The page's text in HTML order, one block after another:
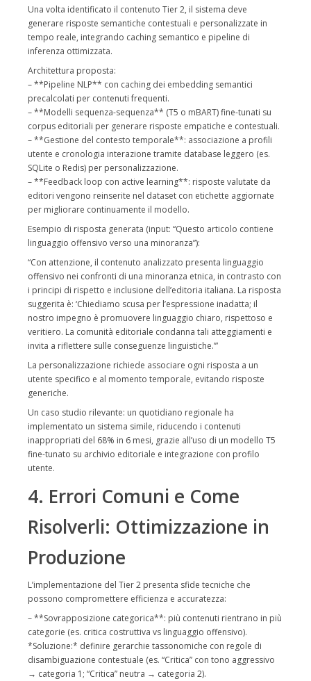
Una volta identificato il contenuto Tier 2, il sistema deve
generare risposte semantiche contestuali e personalizzate in
tempo reale, integrando caching semantico e pipeline di
inferenza ottimizzata.
Architettura proposta:
– **Pipeline NLP** con caching dei embedding semantici
precalcolati per contenuti frequenti.
– **Modelli sequenza-sequenza** (T5 o mBART) fine-tunati su
corpus editoriali per generare risposte empatiche e contestuali.
– **Gestione del contesto temporale**: associazione a profili
utente e cronologia interazione tramite database leggero (es.
SQLite o Redis) per personalizzazione.
– **Feedback loop con active learning**: risposte valutate da
editori vengono reinserite nel dataset con etichette aggiornate
per migliorare continuamente il modello.
Esempio di risposta generata (input: “Questo articolo contiene
linguaggio offensivo verso una minoranza”):
“Con attenzione, il contenuto analizzato presenta linguaggio
offensivo nei confronti di una minoranza etnica, in contrasto con
i principi di rispetto e inclusione dell’editoria italiana. La risposta
suggerita è: ‘Chiediamo scusa per l’espressione inadatta; il
nostro impegno è promuovere linguaggio chiaro, rispettoso e
veritiero. La comunità editoriale condanna tali atteggiamenti e
invita a riflettere sulle conseguenze linguistiche.’”
La personalizzazione richiede associare ogni risposta a un
utente specifico e al momento temporale, evitando risposte
generiche.
Un caso studio rilevante: un quotidiano regionale ha
implementato un sistema simile, riducendo i contenuti
inappropriati del 68% in 6 mesi, grazie all’uso di un modello T5
fine-tunato su archivio editoriale e integrazione con profilo
utente.
4. Errori Comuni e Come
Risolverli: Ottimizzazione in
Produzione
L’implementazione del Tier 2 presenta sfide tecniche che
possono compromettere efficienza e accuratezza:
– **Sovrapposizione categorica**: più contenuti rientrano in più
categorie (es. critica costruttiva vs linguaggio offensivo).
*Soluzione:* definire gerarchie tassonomiche con regole di
disambiguazione contestuale (es. “Critica” con tono aggressivo
→ categoria 1; “Critica” neutra → categoria 2).